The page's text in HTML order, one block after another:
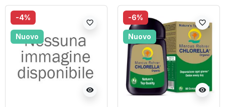
-4%
Nuovo
visibility
favorite_border
-6%
Nuovo
visibility
favorite_border